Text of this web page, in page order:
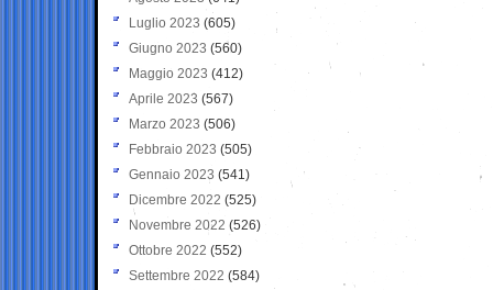
Luglio 2023 (605)
Giugno 2023 (560)
Maggio 2023 (412)
Aprile 2023 (567)
Marzo 2023 (506)
Febbraio 2023 (505)
Gennaio 2023 (541)
Dicembre 2022 (525)
Novembre 2022 (526)
Ottobre 2022 (552)
Settembre 2022 (584)